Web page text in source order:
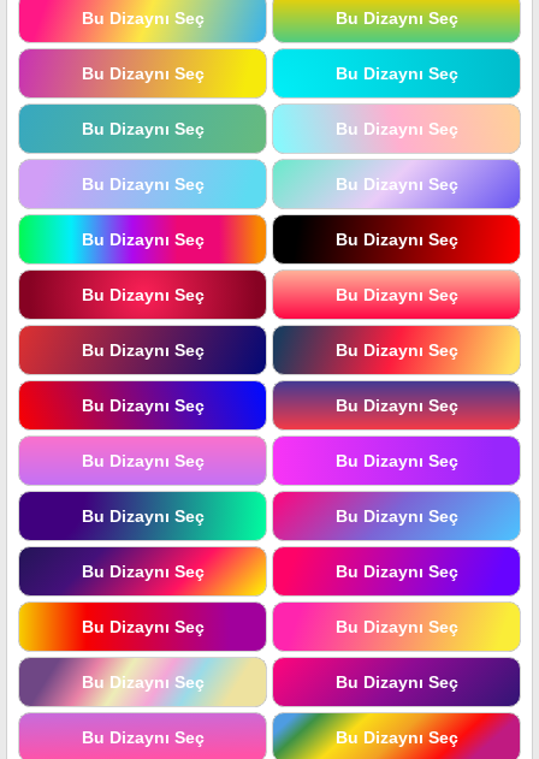
Bu Dizaynı Seç Bu Dizaynı Seç
Bu Dizaynı Seç Bu Dizaynı Seç
Bu Dizaynı Seç Bu Dizaynı Seç
Bu Dizaynı Seç Bu Dizaynı Seç
Bu Dizaynı Seç Bu Dizaynı Seç
Bu Dizaynı Seç Bu Dizaynı Seç
Bu Dizaynı Seç Bu Dizaynı Seç
Bu Dizaynı Seç Bu Dizaynı Seç
Bu Dizaynı Seç Bu Dizaynı Seç
Bu Dizaynı Seç Bu Dizaynı Seç
Bu Dizaynı Seç Bu Dizaynı Seç
Bu Dizaynı Seç Bu Dizaynı Seç
Bu Dizaynı Seç Bu Dizaynı Seç
Bu Dizaynı Seç Bu Dizaynı Seç